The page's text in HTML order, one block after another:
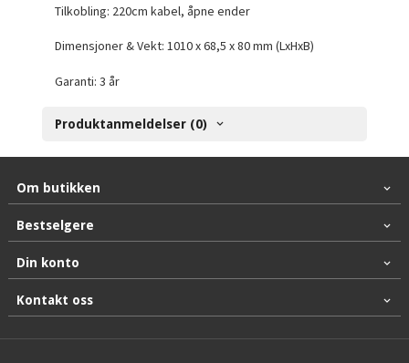
Tilkobling: 220cm kabel, åpne ender
Dimensjoner & Vekt: 1010 x 68,5 x 80 mm (LxHxB)
Garanti: 3 år
Produktanmeldelser (0)
Om butikken
Bestselgere
Din konto
Kontakt oss